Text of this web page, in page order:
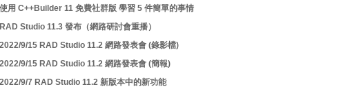
使用 C++Builder 11 免費社群版 學習 5 件簡單的事情
RAD Studio 11.3 發布（網路研討會重播）
2022/9/15 RAD Studio 11.2 網路發表會 (錄影檔)
2022/9/15 RAD Studio 11.2 網路發表會 (簡報)
2022/9/7 RAD Studio 11.2 新版本中的新功能